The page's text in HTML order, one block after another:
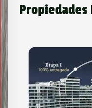
Propiedades